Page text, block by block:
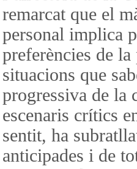
remarcat que el
personal implica
preferències de
situacions que
progressiva de la
escenaris crítics
sentit, ha
anticipades i de